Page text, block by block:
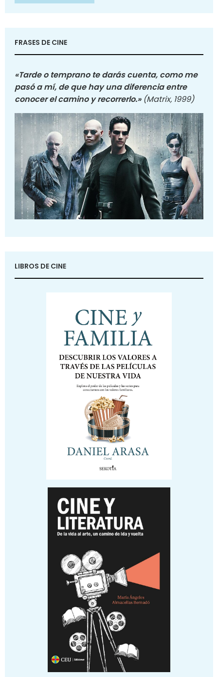
FRASES DE CINE
«Tarde o temprano te darás cuenta, como me
pasó a mí, de que hay una diferencia entre
conocer el camino y recorrerlo.» (Matrix, 1999)
LIBROS DE CINE